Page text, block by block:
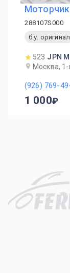
288107S000
б.у. оригинал
523 JPN
Москва, 1-
(926) 769-
1 000